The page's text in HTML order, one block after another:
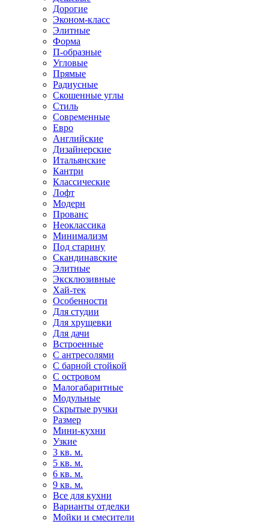
Дорогие
Эконом-класс
Элитные
Форма
П-образные
Угловые
Прямые
Радиусные
Скошенные углы
Стиль
Современные
Евро
Английские
Дизайнерские
Итальянские
Кантри
Классические
Лофт
Модерн
Прованс
Неоклассика
Минимализм
Под старину
Скандинавские
Элитные
Эксклюзивные
Хай-тек
Особенности
Для студии
Для хрущевки
Для дачи
Встроенные
С антресолями
С барной стойкой
С островом
Малогабаритные
Модульные
Скрытые ручки
Размер
Мини-кухни
Узкие
3 кв. м.
5 кв. м.
6 кв. м.
9 кв. м.
Все для кухни
Варианты отделки
Мойки и смесители